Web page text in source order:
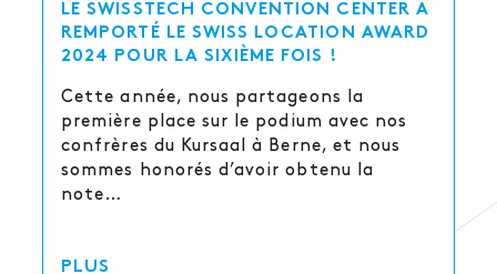
LE SWISSTECH CONVENTION CENTER A
REMPORTÉ LE SWISS LOCATION AWARD
2024 POUR LA SIXIÈME FOIS !
Cette année, nous partageons la
première place sur le podium avec nos
confrères du Kursaal à Berne, et nous
sommes honorés d’avoir obtenu la
note…
PLUS